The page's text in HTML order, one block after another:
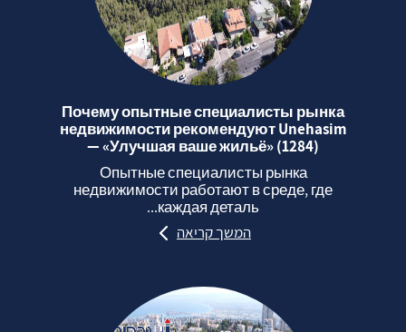
Почему опытные специалисты рынка
недвижимости рекомендуют Unehasim
— «Улучшая ваше жильё» (1284)
Опытные специалисты рынка
недвижимости работают в среде, где
каждая деталь...
המשך קריאה